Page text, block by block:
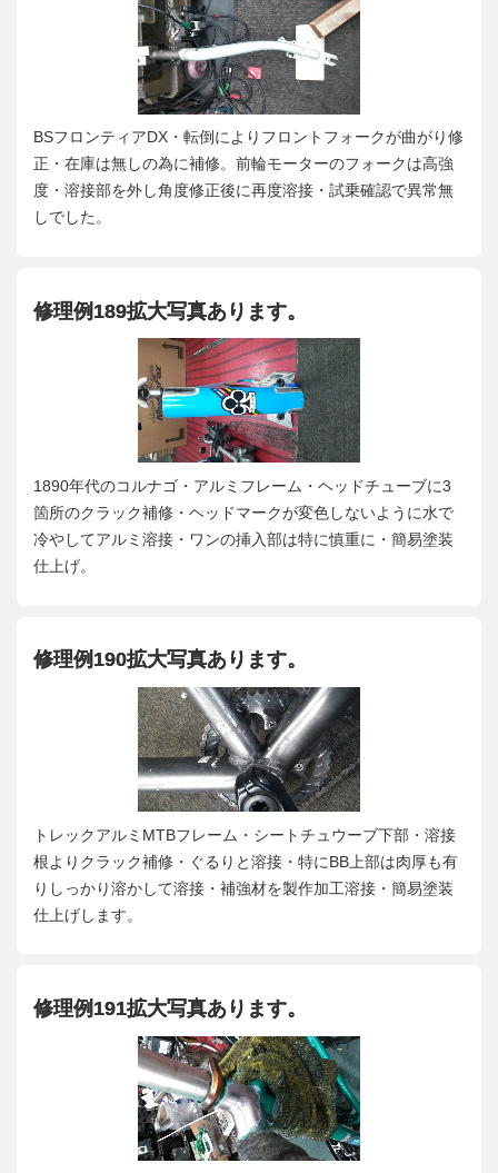
BSフロンティアDX・転倒によりフロントフォークが曲がり修
正・在庫は無しの為に補修。前輪モーターのフォークは高強
度・溶接部を外し角度修正後に再度溶接・試乗確認で異常無
しでした。
修理例189拡大写真あります。
1890年代のコルナゴ・アルミフレーム・ヘッドチューブに3
箇所のクラック補修・ヘッドマークが変色しないように水で
冷やしてアルミ溶接・ワンの挿入部は特に慎重に・簡易塗装
仕上げ。
修理例190拡大写真あります。
トレックアルミMTBフレーム・シートチュウーブ下部・溶接
根よりクラック補修・ぐるりと溶接・特にBB上部は肉厚も有
りしっかり溶かして溶接・補強材を製作加工溶接・簡易塗装
仕上げします。
修理例191拡大写真あります。